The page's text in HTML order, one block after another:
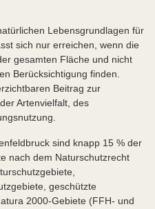
Lebensgrundlagen für
sich nur erreichen, wenn die
gesamten Fläche und nicht
Berücksichtigung finden.
Beitrag zur
Artenvielfalt, des
sind knapp 15 % der
nach dem Naturschutzrecht
geschützte
2000-Gebiete (FFH- und